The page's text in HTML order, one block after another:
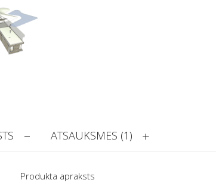
ATSAUKSMES (1)
Produkta apraksts